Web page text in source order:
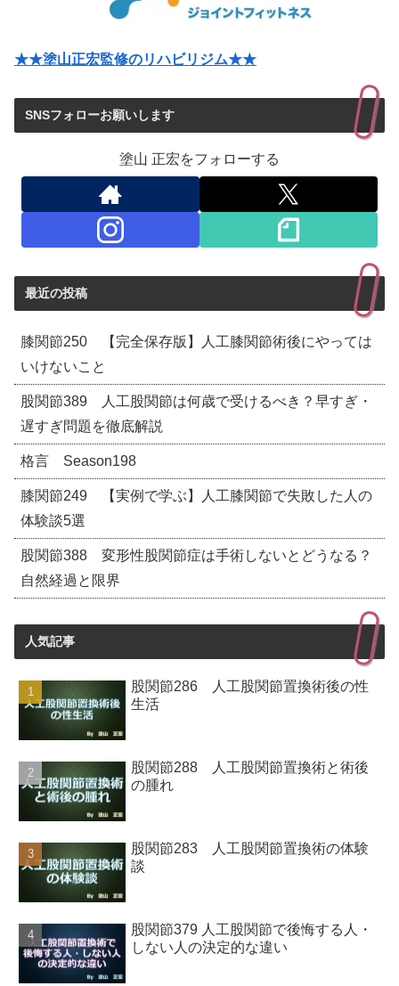
★★塗山正宏監修のリハビリジム★★
SNSフォローお願いします
塗山 正宏をフォローする
最近の投稿
膝関節250 【完全保存版】人工膝関節術後にやっては
いけないこと
股関節389 人工股関節は何歳で受けるべき？早すぎ・
遅すぎ問題を徹底解説
格言 Season198
膝関節249 【実例で学ぶ】人工膝関節で失敗した人の
体験談5選
股関節388 変形性股関節症は手術しないとどうなる？
自然経過と限界
人気記事
股関節286 人工股関節置換術後の性
生活
股関節288 人工股関節置換術と術後
の腫れ
股関節283 人工股関節置換術の体験
談
股関節379 人工股関節で後悔する人・
しない人の決定的な違い